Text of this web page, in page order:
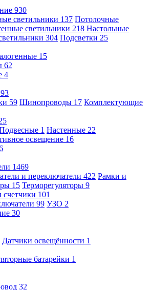
930
светильники 137 Потолочные
светильники 218 Настольные
304 Подсветки 25
15
62
4
93
59 Шинопроводы 17 Комплектующие
1 Настенные 22
освещение 16
1469
и переключатели 422 Рамки и
15 Терморегуляторы 9
счетчики 101
99 УЗО 2
30
Датчики освещённости 1
батарейки 1
32